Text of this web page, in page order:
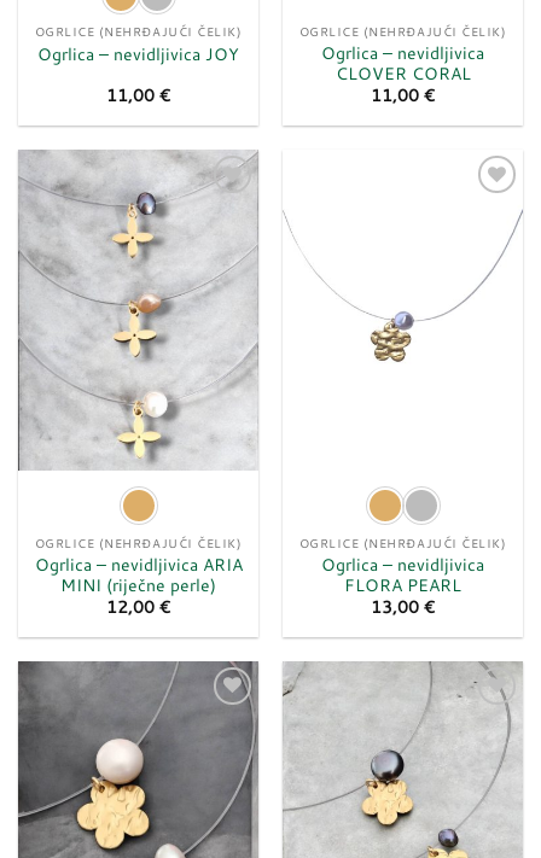
OGRLICE (NEHRĐAJUĆI ČELIK)
Ogrlica – nevidljivica JOY
11,00 €
OGRLICE (NEHRĐAJUĆI ČELIK)
Ogrlica – nevidljivica
CLOVER CORAL
11,00 €
želja
OGRLICE (NEHRĐAJUĆI ČELIK)
Ogrlica – nevidljivica ARIA
MINI (riječne perle)
12,00 €
listu
želja
OGRLICE (NEHRĐAJUĆI ČELIK)
Ogrlica – nevidljivica
FLORA PEARL
13,00 €
Dodaj
Dodaj
listu
želja